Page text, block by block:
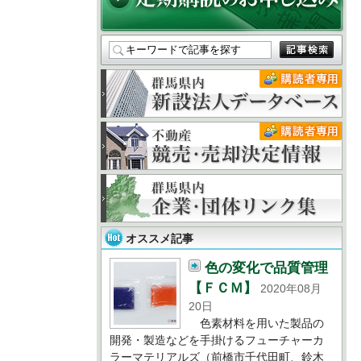
オススメ記事
色の変化で品質管理
【ＦＣＭ】
2020年08月
20日
色素材料を用いた製品の
開発・製造などを手掛けるフューチャーカ
ラーマテリアルズ（前橋市千代田町、鈴木